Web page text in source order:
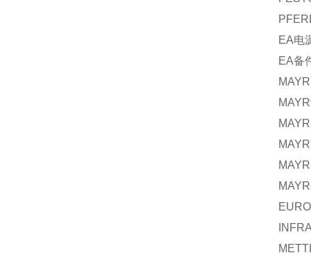
EA电
EA备
MAYR
MAYR
MAYR
MAYR
MAYR
MAYR